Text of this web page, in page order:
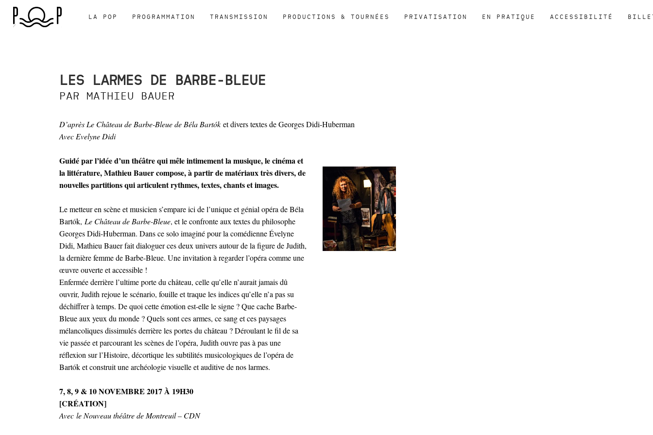
LA POP PROGRAMMATION TRANSMISSION PRODUCTIONS & TOURNÉES PRIVATISATION EN PRATIQUE ACCESSIBILITÉ
LES LARMES DE BARBE-BLEUE
PAR MATHIEU BAUER
D’après Le Château de Barbe-Bleue de Béla Bartók et divers textes de Georges Didi-Huberman
Avec Evelyne Didi
Guidé par l’idée d’un théâtre qui mêle intimement la musique, le cinéma et
la littérature, Mathieu Bauer compose, à partir de matériaux très divers, de
nouvelles partitions qui articulent rythmes, textes, chants et images.
Le metteur en scène et musicien s’empare ici de l’unique et génial opéra de Béla
Bartók, Le Château de Barbe-Bleue, et le confronte aux textes du philosophe
Georges Didi-Huberman. Dans ce solo imaginé pour la comédienne Évelyne
Didi, Mathieu Bauer fait dialoguer ces deux univers autour de la figure de Judith,
la dernière femme de Barbe-Bleue. Une invitation à regarder l’opéra comme une
œuvre ouverte et accessible !
Enfermée derrière l’ultime porte du château, celle qu’elle n’aurait jamais dû
ouvrir, Judith rejoue le scénario, fouille et traque les indices qu’elle n’a pas su
déchiffrer à temps. De quoi cette émotion est-elle le signe ? Que cache Barbe-
Bleue aux yeux du monde ? Quels sont ces armes, ce sang et ces paysages
mélancoliques dissimulés derrière les portes du château ? Déroulant le fil de sa
vie passée et parcourant les scènes de l’opéra, Judith ouvre pas à pas une
réflexion sur l’Histoire, décortique les subtilités musicologiques de l’opéra de
Bartók et construit une archéologie visuelle et auditive de nos larmes.
7, 8, 9 & 10 NOVEMBRE 2017 À 19H30
[CRÉATION]
Avec le Nouveau théâtre de Montreuil – CDN